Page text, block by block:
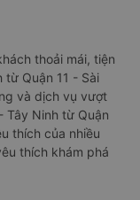
thoải mái, tiện
từ Quận 11 - Sài
và dịch vụ vượt
Tây Ninh từ Quận
thích của nhiều
thích khám phá